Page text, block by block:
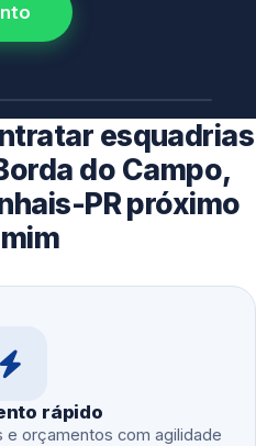
esquadrias
do Campo,
PR próximo
rápido
e orçamentos com agilidade